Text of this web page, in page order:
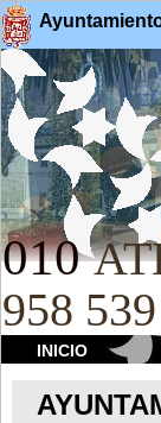
010
958
INICIO